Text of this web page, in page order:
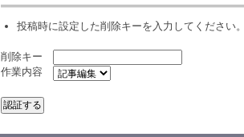
投稿時に設定した削除キーを入力してください
削除キー
作業内容